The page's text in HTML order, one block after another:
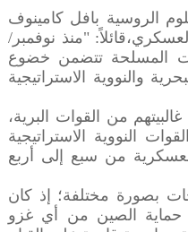
الروسية بافل كامينوف
"منذ نوفمبر/
القوات المسلحة تتضمن خضوع
والنووية الاستراتيجية
تسريح 300 ألف عسكري غالبيتهم من القوات البرية،
النووية الاستراتيجية
من سبع إلى أربع
بصورة مختلفة؛ إذ كان
حماية الصين من أي غزو